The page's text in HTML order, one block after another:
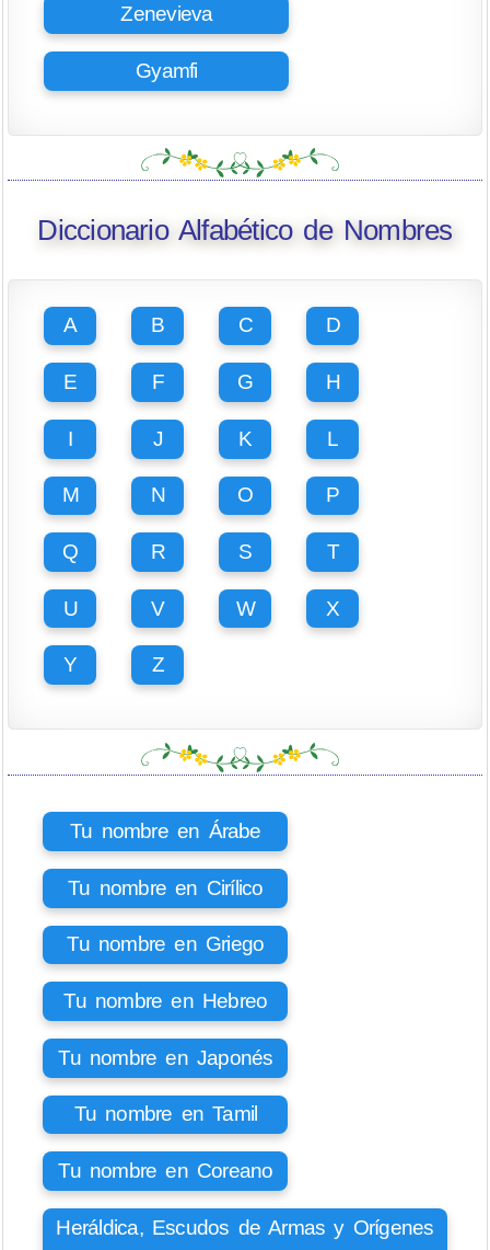
Zenevieva
Gyamfi
Diccionario Alfabético de Nombres
A B C D
E F G H
I J K L
M N O P
Q R S T
U V W X
Y Z
Tu nombre en Árabe
Tu nombre en Cirílico
Tu nombre en Griego
Tu nombre en Hebreo
Tu nombre en Japonés
Tu nombre en Tamil
Tu nombre en Coreano
Heráldica, Escudos de Armas y Orígenes